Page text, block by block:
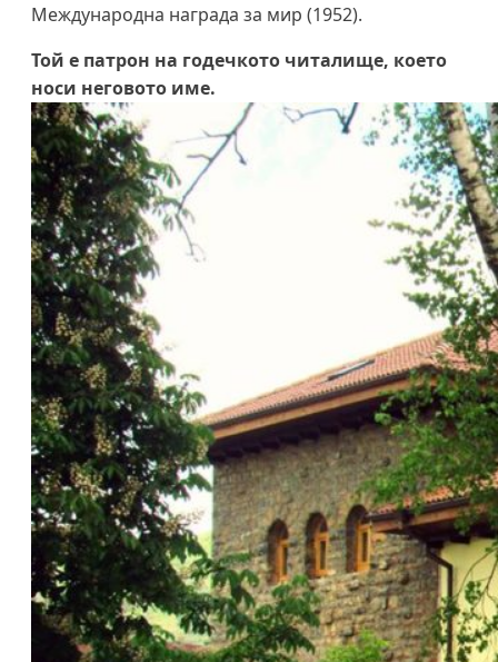
Международна награда за мир (1952).
Той е патрон на годечкото читалище, което
носи неговото име.